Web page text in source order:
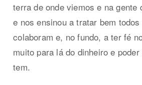
terra de onde viemos e na gente
e nos ensinou a tratar bem
colaboram e, no fundo, a ter fé
muito para lá do dinheiro e
tem.